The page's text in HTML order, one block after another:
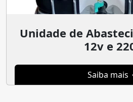
Unidade de
12v e
Saiba mais